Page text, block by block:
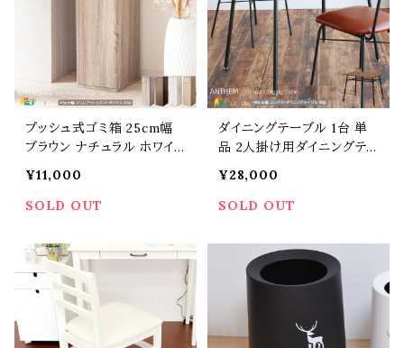
スリム キャスター付き
れ ごみ入れ 春 夏 秋 冬
プッシュ式ゴミ箱 25cm幅
ブラウン ナチュラル ホワイト
扉 プッシュ式ダストボックス
おすすめ おしゃれ 北欧 モ
幅25cm 奥行き30cm 高さ
80cm プッシュペール プッ
シュ扉式ごみばこ 蓋付きゴ
ミ箱 フタ付 春 夏 秋 冬
¥11,000
SOLD OUT
ダイニングテーブル 1台 単
品 2人掛け用ダイニングテ
幅 正方形 幅90cm 奥行60
cm 高さ72cm 収納棚付き
付きテーブル おすすめ おし
ゃれ 北欧 コンパクトテーブ
ル 作業台 作業デスク パソ
コンデスク ワークデスク 送
料無料
¥28,000
SOLD OUT